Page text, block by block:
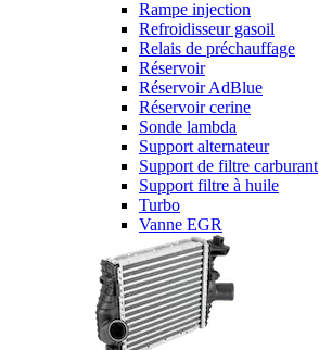
Rampe injection
Refroidisseur gasoil
Relais de préchauffage
Réservoir
Réservoir AdBlue
Réservoir cerine
Sonde lambda
Support alternateur
Support de filtre carburant
Support filtre à huile
Turbo
Vanne EGR